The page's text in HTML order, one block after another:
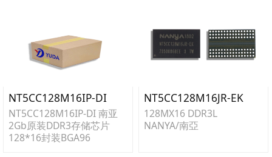
无铅/环保 无铅/环保
电压(伏) 1.5 V
温度规格 0°C~+95°C
NT5CC128M16IP-DI
NT5CC128M16IP-DI 南亚
2Gb原装DDR3存储芯片
128*16封装BGA96
NT5CC128M16JR-EK
128MX16 DDR3L
NANYA/南亞